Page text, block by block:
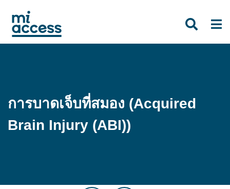
main
content
การบาดเจ็บที่สมอง (Acquired
Brain Injury (ABI))